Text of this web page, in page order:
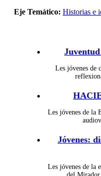
Eje Temático: Historias e
Les jóvenes de
Les jóvenes de la
Jóvenes:
Les jóvenes de la